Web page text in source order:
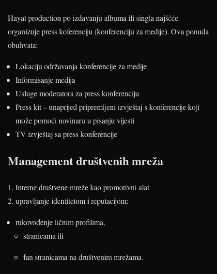
Hayat production po izdavanju albuma ili singla najščće
organizuje press koferenciju (konferenciju za medije). Ova ponuda
obuhvata:
Lokaciju održavanja konferencije za medije
Informisanje medija
Usluge moderatora za press konferenciju
Press kit – unaprijed pripremljeni izvještaj s konferencije koji
može pomoći novinaru u pisanju vijesti
TV izvještaj sa press konferencije
Management društvenih mreža
Interne društvene mreže kao promotivni alat
upravljanje identitetom i reputacijom:
rukovođenje ličnim profilima,
stranicama ili
fan stranicama na društvenim mrežama.